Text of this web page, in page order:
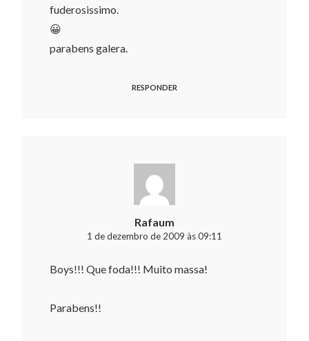
fuderosissimo.
😀
parabens galera.
RESPONDER
Rafaum
1 de dezembro de 2009 às 09:11
Boys!!! Que foda!!! Muito massa!
Parabens!!